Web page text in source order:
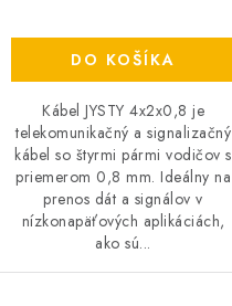
DO KOŠÍKA
Kábel JYSTY 4x2x0,8 je
telekomunikačný a signalizačný
kábel so štyrmi pármi vodičov s
priemerom 0,8 mm. Ideálny na
prenos dát a signálov v
nízkonapäťových aplikáciách,
ako sú...